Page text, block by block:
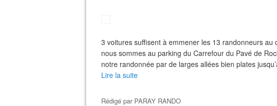
3 voitures suffisent à emmener les 13 randonneurs
nous sommes au parking du Carrefour du Pavé de
notre randonnée par de larges allées bien plates
Lire la suite
Rédigé par PARAY RANDO